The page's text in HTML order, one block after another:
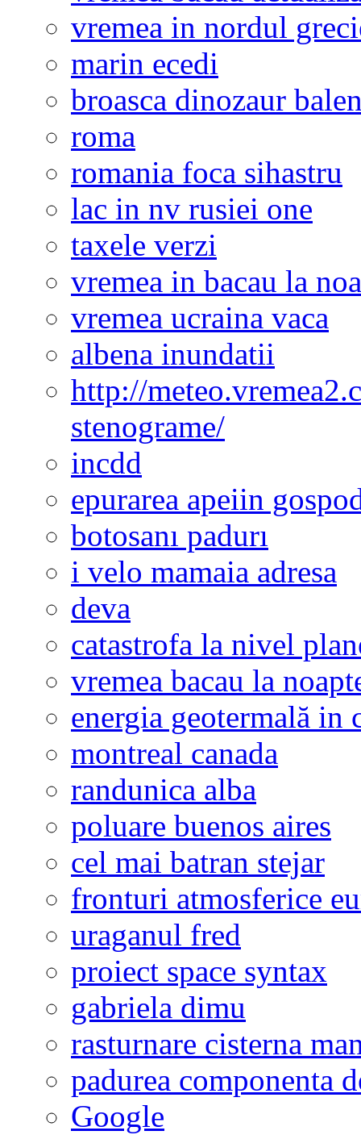
vremea in nordul
marin ecedi
broasca dinozaur
roma
romania foca sihastru
lac in nv rusiei one
taxele verzi
vremea in bacau la
vremea ucraina vaca
albena inundatii
http://
stenograme/
incdd
epurarea apeiin
botosanı padurı
i velo mamaia adresa
deva
catastrofa la nivel
vremea bacau la
energia geotermală in
montreal canada
randunica alba
poluare buenos aires
cel mai batran stejar
fronturi atmosferice
uraganul fred
proiect space syntax
gabriela dimu
rasturnare cisterna
padurea componenta
Google